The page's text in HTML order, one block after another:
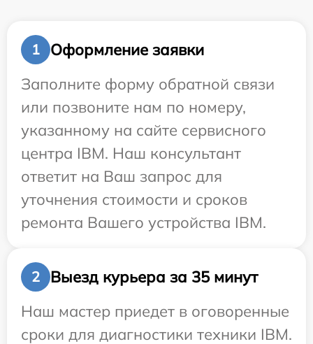
1
Оформление заявки
Заполните форму обратной связи
или позвоните нам по номеру,
указанному на сайте сервисного
центра IBM. Наш консультант
ответит на Ваш запрос для
уточнения стоимости и сроков
ремонта Вашего устройства IBM.
2
Выезд курьера за 35 минут
Наш мастер приедет в оговоренные
сроки для диагностики техники IBM.